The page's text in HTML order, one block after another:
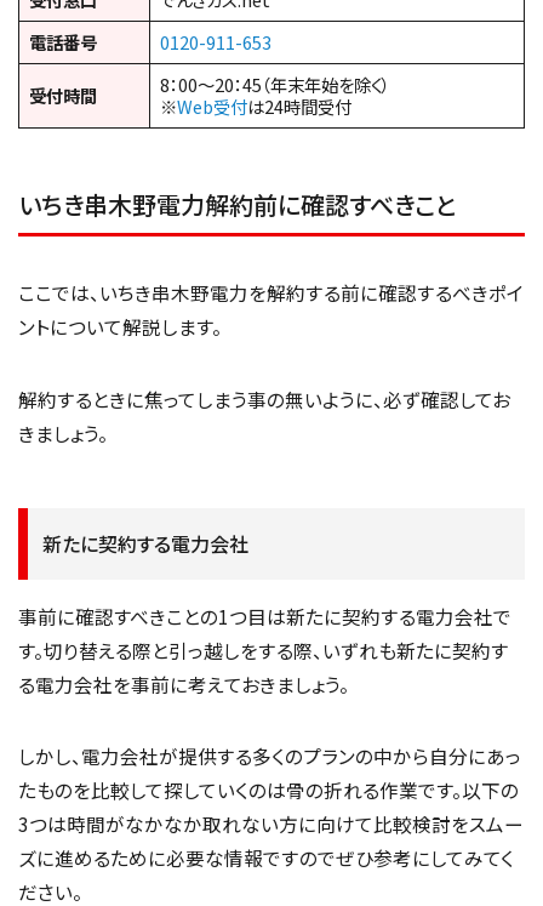
電話番号
0120-911-653
受付時間
8：00～20：45（年末年始を除く）
※Web受付は24時間受付
いちき串木野電力解約前に確認すべきこと
ここでは、いちき串木野電力を解約する前に確認するべきポイ
ントについて解説します。
解約するときに焦ってしまう事の無いように、必ず確認してお
きましょう。
新たに契約する電力会社
事前に確認すべきことの1つ目は新たに契約する電力会社で
す。切り替える際と引っ越しをする際、いずれも新たに契約す
る電力会社を事前に考えておきましょう。
しかし、電力会社が提供する多くのプランの中から自分にあっ
たものを比較して探していくのは骨の折れる作業です。以下の
3つは時間がなかなか取れない方に向けて比較検討をスムー
ズに進めるために必要な情報ですのでぜひ参考にしてみてく
ださい。